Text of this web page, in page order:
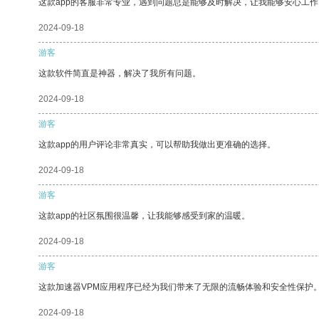
这款app的客服非常专业，遇到问题总是能够及时解决，让我能够安心工
2024-09-18
游客
这款软件简直是神器，解决了我所有问题。
2024-09-18
游客
这款app的用户评论非常真实，可以帮助我做出更准确的选择。
2024-09-18
游客
这款app的社区氛围很温馨，让我能够感受到家的温暖。
2024-09-18
游客
这款加速器VPM应用程序已经为我们带来了无限的流畅体验和安全性保护
2024-09-18